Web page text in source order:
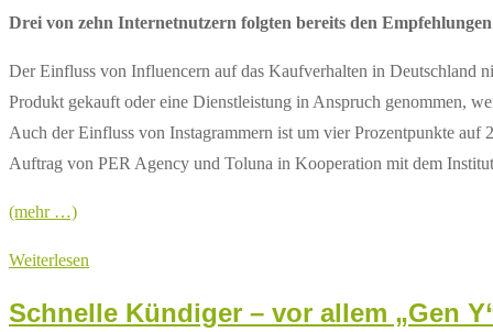
am:
Drei von zehn Internetnutzern folgten bereits den
Der Einfluss von Influencern auf das Kaufverhalten in Deutschland
Produkt gekauft oder eine Dienstleistung in Anspruch genommen,
Auch der Einfluss von Instagrammern ist um vier Prozentpunkte auf
Auftrag von PER Agency und Toluna in Kooperation mit dem
(mehr …)
Weiterlesen
von
Schnelle Kündiger – vor allem „Gen